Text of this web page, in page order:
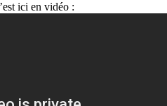
ici en vidéo :